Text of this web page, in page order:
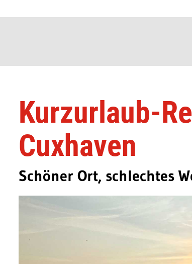
Kurzurlaub-
Cuxhaven
Schöner Ort, schlechtes